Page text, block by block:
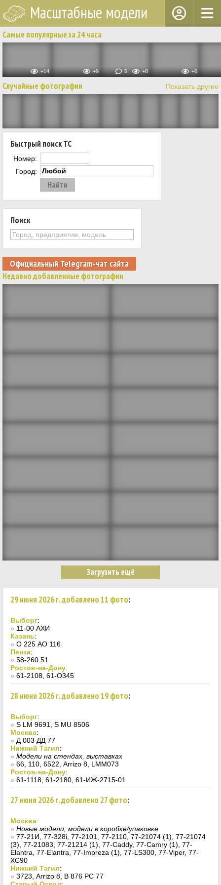
Масштабные модели
Самые популярные за 24 часа
+14 +9 5 +8 +6
Показать другие
Случайные фотографии
Быстрый поиск ТС
Номер:
Город:
Поиск
Официальный Telegram-чат сайта
Недавно добавленные фотографии
29 июня 2026 г. добавлено 11 фото:
Выборг:
» 11-00 АХИ
Казань:
» О 225 АО 116
Пенза:
» 58-260.51
Ростов-на-Дону:
» 61-2108, 61-О345
28 июня 2026 г. добавлено 19 фото:
Выборг:
» S LM 9691, S MU 8506
Москва:
» Д 003 ДД 77
Нижний Тагил:
» Модели на стендах, выставках
» 66, 110, 6522, Arrizo 8, LMM073
Ростов-на-Дону:
» 61-1118, 61-2180, 61-ИЖ-2715-01
27 июня 2026 г. добавлено 27 фото:
Москва:
» Новые модели, модели в коробке/упаковке
» 77-21И, 77-328i, 77-2101, 77-2110, 77-21074 (1), 77-21074
(3), 77-21083, 77-21214 (1), 77-Caddy, 77-Camry (1), 77-
Elantra, 77-Elantra, 77-Impreza (1), 77-LS300, 77-Viper, 77-
XC90
Нижний Тагил:
» 3723, Arrizo 8, В 876 РС 77